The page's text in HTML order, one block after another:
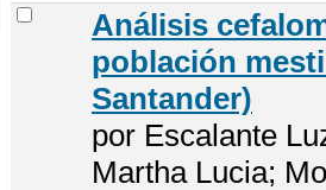
Análisis
población
Santander)
por Escalante
Martha Lucia;